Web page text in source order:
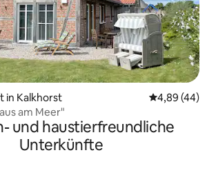
in Kalkhorst
4,89 (44)
am Meer"
und haustierfreundliche
Unterkünfte